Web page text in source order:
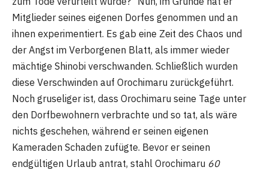
Mitglieder seines eigenen Dorfes genommen und an
ihnen experimentiert. Es gab eine Zeit des Chaos und
der Angst im Verborgenen Blatt, als immer wieder
mächtige Shinobi verschwanden. Schließlich wurden
diese Verschwinden auf Orochimaru zurückgeführt.
Noch gruseliger ist, dass Orochimaru seine Tage unter
den Dorfbewohnern verbrachte und so tat, als wäre
nichts geschehen, während er seinen eigenen
Kameraden Schaden zufügte. Bevor er seinen
endgültigen Urlaub antrat, stahl Orochimaru 60